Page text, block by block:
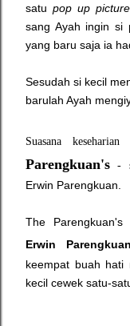
satu pop up picture
sang Ayah ingin si
yang baru saja ia
Sesudah si kecil
barulah Ayah
Suasana
Parengkuan's -
Erwin Parengkuan.
The
Erwin Parengkuan
keempat buah
kecil cewek satu-